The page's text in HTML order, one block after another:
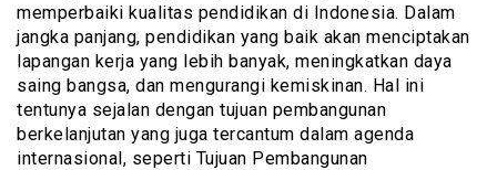
memperbaiki kualitas pendidikan di Indonesia. Dalam
jangka panjang, pendidikan yang baik akan menciptakan
lapangan kerja yang lebih banyak, meningkatkan daya
saing bangsa, dan mengurangi kemiskinan. Hal ini
tentunya sejalan dengan tujuan pembangunan
berkelanjutan yang juga tercantum dalam agenda
internasional, seperti Tujuan Pembangunan